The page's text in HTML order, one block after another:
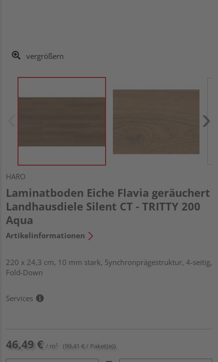
vergrößern
HARO
Laminatboden Eiche Flavia geräuchert
Landhausdiele Silent CT - TRITTY 200
Aqua
Artikelinformationen
220 x 24,3 cm, 10 mm stark, Synchronprägestruktur, 4-seitig,
Fold-Down
Services
46,49 € / m² (99,41 € / Paket(e))